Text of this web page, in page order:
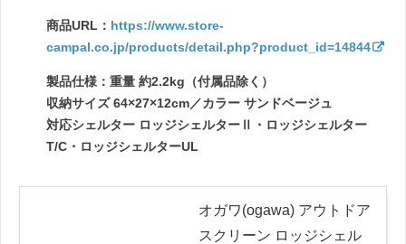
商品URL： https://www.store-
campal.co.jp/products/detail.php?product_id=14844
製品仕様：重量 約2.2kg（付属品除く）
収納サイズ 64×27×12cm／カラー サンドベージュ
対応シェルター ロッジシェルターⅡ・ロッジシェルター
T/C・ロッジシェルターUL
オガワ(ogawa) アウトドア
スクリーン ロッジシェル